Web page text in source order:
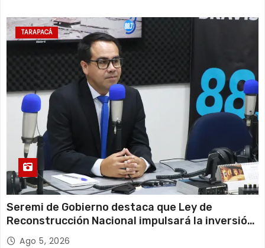
TARAPACÁ
Seremi de Gobierno destaca que Ley de
Reconstrucción Nacional impulsará la inversión
y el empleo en Tarapacá
Ago 5, 2026